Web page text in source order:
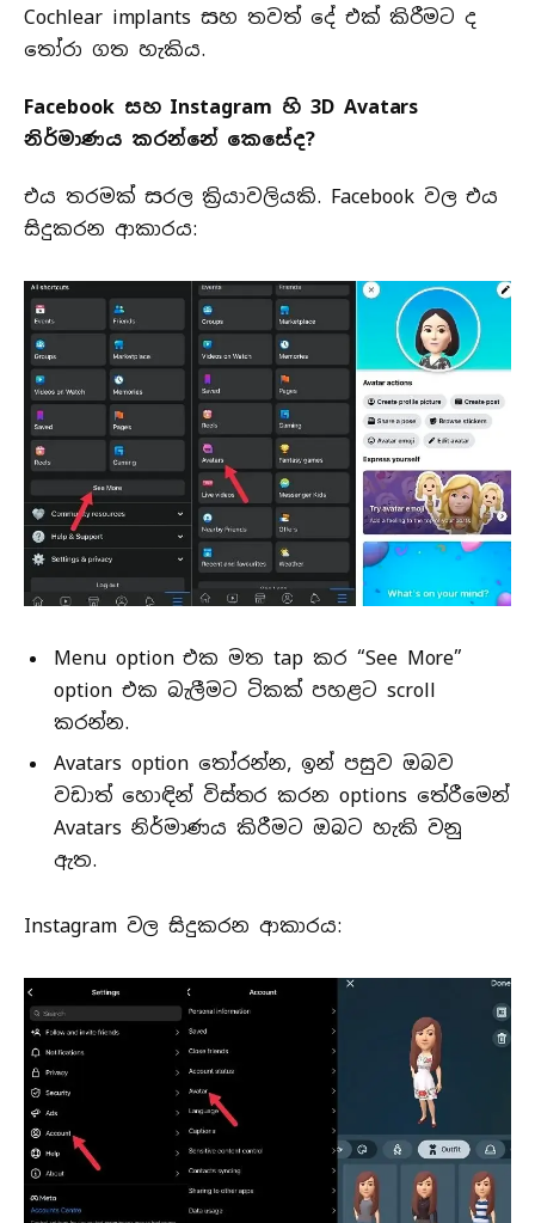
Cochlear implants සහ තවත් දේ එක් කිරීමට ද
තෝරා ගත හැකිය.
Facebook සහ Instagram හි 3D Avatars
නිර්මාණය කරන්නේ කෙසේද?
එය තරමක් සරල ක්‍රියාවලියකි. Facebook වල එය
සිදුකරන ආකාරය:
Menu option එක මත tap කර “See More”
option එක බැලීමට ටිකක් පහළට scroll
කරන්න.
Avatars option තෝරන්න, ඉන් පසුව ඔබව
වඩාත් හොඳින් විස්තර කරන options තේරීමෙන්
Avatars නිර්මාණය කිරීමට ඔබට හැකි වනු
ඇත.
Instagram වල සිදුකරන ආකාරය: